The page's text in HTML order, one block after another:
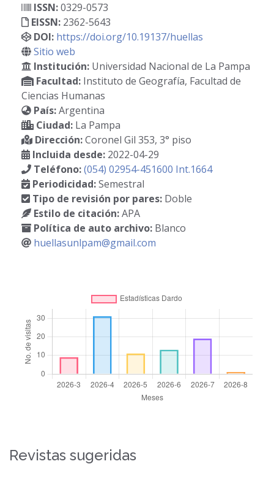
ISSN:0329-0573
EISSN: 2362-5643
DOI: https://doi.org/10.19137/huellas
Sitio web
Institución: Universidad Nacional de La Pampa
Facultad: Instituto de Geografía, Facultad de
Ciencias Humanas
País:Argentina
Ciudad: La Pampa
Dirección:Coronel Gil 353, 3° piso
Incluida desde: 2022-04-29
Teléfono:(054) 02954-451600 Int.1664
Periodicidad:Semestral
Tipo de revisión por pares: Doble
Estilo de citación:APA
Política de auto archivo: Blanco
huellasunlpam@gmail.com
Revistas sugeridas